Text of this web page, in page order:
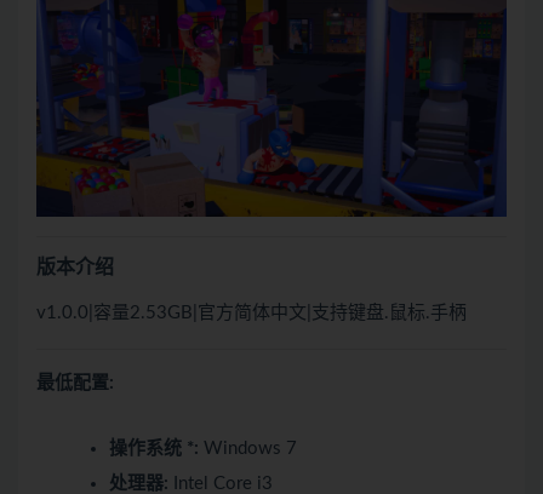
版本介绍
v1.0.0|容量2.53GB|官方简体中文|支持键盘.鼠标.手柄
最低配置:
操作系统 *: Windows 7
处理器: Intel Core i3